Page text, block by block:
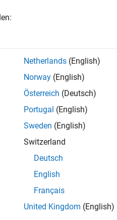
Netherlands (English)
Norway (English)
Österreich (Deutsch)
Portugal (English)
Sweden (English)
Switzerland
Deutsch
English
Français
United Kingdom (English)